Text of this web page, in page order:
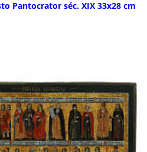
Pantocrator séc. XIX 33x28 cm